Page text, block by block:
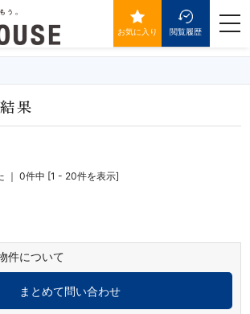
お気に入り 閲覧履歴
果
｜ 0件中 [1 - 20件を表示]
件について
まとめて問い合わせ